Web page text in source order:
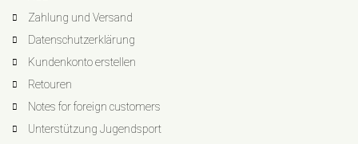
Zahlung und Versand
Datenschutzerklärung
Kundenkonto erstellen
Retouren
Notes for foreign customers
Unterstützung Jugendsport